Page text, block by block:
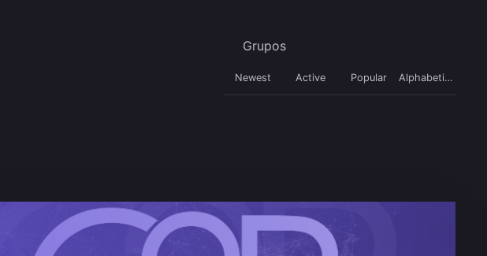
Grupos
Newest Active Popular Alphabetical